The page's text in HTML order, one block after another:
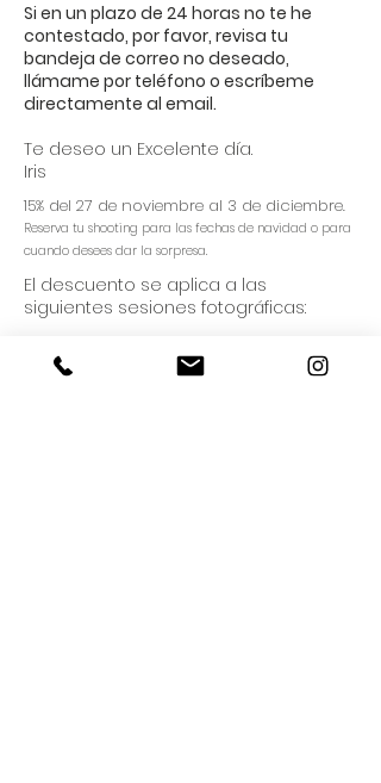
Si en un plazo de 24 horas no te he
contestado, por favor, revisa tu
bandeja de correo no deseado,
llámame por teléfono o escríbeme
directamente al email.
Te deseo un Excelente día.
Iris
15% del 27 de noviembre al 3 de diciembre.
Reserva tu shooting para las fechas de navidad o para
cuando desees dar la sorpresa.
El descuento se aplica a las
siguientes sesiones fotográficas:
Pareja, Familia, Embarazo: